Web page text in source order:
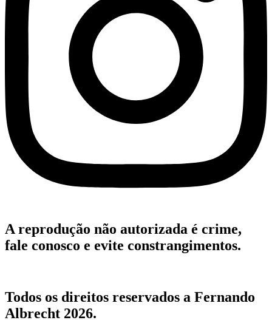
A reprodução não autorizada é crime,
fale conosco e evite constrangimentos.
Todos os direitos reservados a Fernando
Albrecht 2026.